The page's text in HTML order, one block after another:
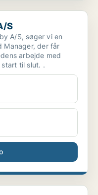
S
A/S, søger vi en
der får
arbejde med
til slut. .